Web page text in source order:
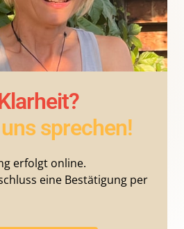
uns sprechen!
erfolgt online.
eine Bestätigung